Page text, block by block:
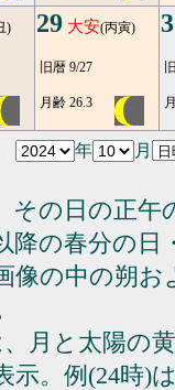
) 29 大安(丙寅)
旧暦 9/27
月齢 26.3
年 月
の日の正午
降の春分の日
像の中の朔
月と太陽の
。例(24時)